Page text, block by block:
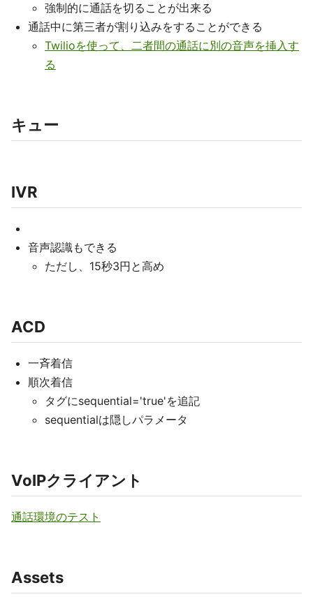
強制的に通話を切ることが出来る
通話中に第三者が割り込みをすることができる
Twilioを使って、二者間の通話に別の音声を挿入す
る
キュー
IVR
音声認識もできる
ただし、15秒3円と高め
ACD
一斉着信
順次着信
タグにsequential='true'を追記
sequentialは隠しパラメータ
VoIPクライアント
通話環境のテスト
Assets